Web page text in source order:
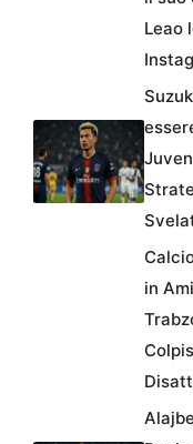
Leao
in